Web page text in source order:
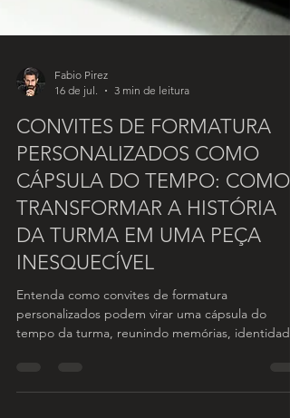
16 de jul.
3 min de leitura
CONVITES DE FORMATURA
PERSONALIZADOS COMO
CÁPSULA DO TEMPO: COMO
TRANSFORMAR A HISTÓRIA
DA TURMA EM UMA PEÇA
INESQUECÍVEL
Entenda como convites de formatura
e acabamento especial.